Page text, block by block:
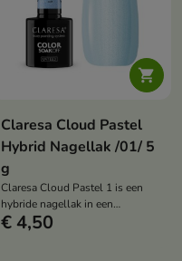

Claresa Cloud Pastel
Hybrid Nagellak /01/ 5
g
Claresa Cloud Pastel 1 is een
hybride nagellak in een
lichtblauwe tint met een
€ 4,50